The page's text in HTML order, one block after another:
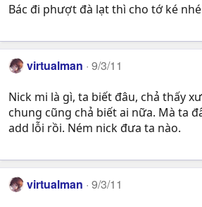
Bác đi phượt đà lạt thì cho tớ ké nhé
virtualman 9/3/11
Nick mi là gì, ta biết đâu, chả thấy
chung cũng chả biết ai nữa. Mà ta
add lỗi rồi. Ném nick đưa ta nào.
virtualman 9/3/11